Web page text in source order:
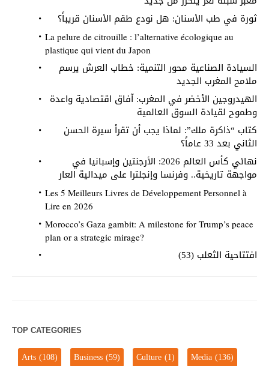
ثورة في طب الأسنان: هل نودع طقم الأسنان قريباً؟
La pelure de citrouille : l’alternative écologique au
plastique qui vient du Japon
السيادة الصناعية محور التنمية: خطاب العرش يرسم
ملامح المغرب الجديد
الهيدروجين الأخضر في المغرب: آفاق اقتصادية واعدة
وطموح لقيادة السوق العالمية
كتاب “ذاكرة ملك”: لماذا يجب أن تقرأ سيرة الحسن
الثاني بعد 33 عاماً؟
نهائي كأس العالم 2026: الأرجنتين وإسبانيا في
مواجهة تاريخية.. وفرنسا وإنجلترا على ميدالية العار
Les 5 Meilleurs Livres de Développement Personnel à
Lire en 2026
Morocco’s Gaza gambit: A milestone for Trump’s peace
plan or a strategic mirage?
افتتاحية الثعلب (53)
TOP CATEGORIES
Arts(108) Business(59) Culture(1) Media(136)